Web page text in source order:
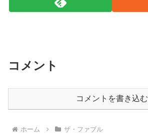
コメント
コメントを書き込む
ホーム ザ・ファブル